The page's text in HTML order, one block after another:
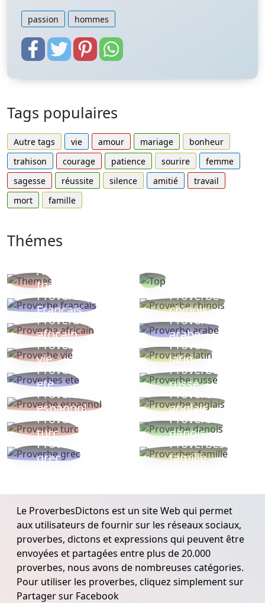
passion hommes
Tags populaires
Autre tags vie amour mariage
bonheur
trahison
courage patience sourire
femme
sagesse
réussite silence amitié
travail
mort
famille
Thémes
Autres
thèmes
Proverbe
Français
Proverbe
chinois
Proverbe
africain
Proverbe
arabe
Proverbe
vie
Proverbe
latin
Proverbes
ete
Proverbe
russe
Proverbe
espagnol
Proverbe
anglais
Proverbe
turc
Proverbe
danois
Proverbe
grec
Proverbes
famille
Le ProverbesDictons est un site Web qui permet
aux utilisateurs de fournir sur les réseaux sociaux,
proverbes, dictons et expressions qui peuvent être
envoyées et partagées entre plus de 20.000
proverbes, nous avons de nombreuses catégories.
Pour utiliser les proverbes, cliquez simplement sur
Partager sur Facebook